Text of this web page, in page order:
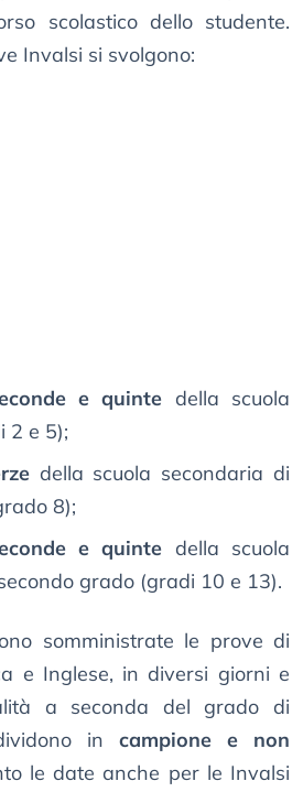
scolastico dello studente.
Invalsi si svolgono:
e quinte della scuola
2 e 5);
della scuola secondaria di
8);
e quinte della scuola
grado (gradi 10 e 13).
somministrate le prove di
e Inglese, in diversi giorni e
a seconda del grado di
in campione e non
le date anche per le Invalsi